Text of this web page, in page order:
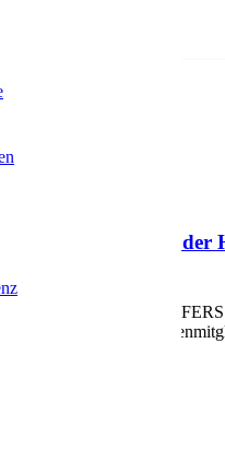
Ketten zerrissen – der
Februar 2026
MÜHLEN IN TAUFERS
Aufgabe, ihr